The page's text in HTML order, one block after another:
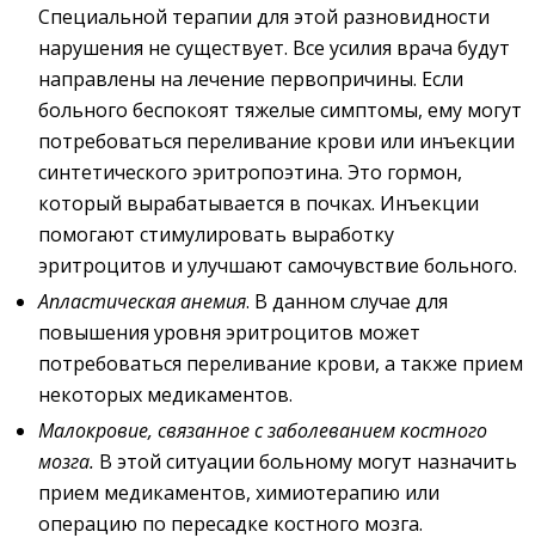
Специальной терапии для этой разновидности
нарушения не существует. Все усилия врача будут
направлены на лечение первопричины. Если
больного беспокоят тяжелые симптомы, ему могут
потребоваться переливание крови или инъекции
синтетического эритропоэтина. Это гормон,
который вырабатывается в почках. Инъекции
помогают стимулировать выработку
эритроцитов и улучшают самочувствие больного.
Апластическая анемия. В данном случае для
повышения уровня эритроцитов может
потребоваться переливание крови, а также прием
некоторых медикаментов.
Малокровие, связанное с заболеванием костного
мозга. В этой ситуации больному могут назначить
прием медикаментов, химиотерапию или
операцию по пересадке костного мозга.